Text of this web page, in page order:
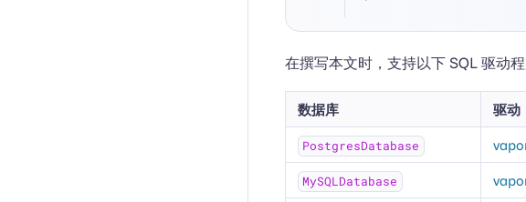
在撰写本文时，支持以下 SQL 驱动程
数据库 驱动
PostgresDatabase
MySQLDatabase